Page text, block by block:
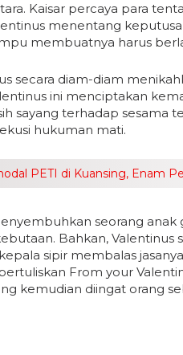
Kaisar percaya para
menentang
membuatnya harus
secara diam-diam
ini menciptakan
sayang terhadap sesama
hukuman mati.
PETI di Kuansing, Enam
seorang
Bahkan, Valentinus
sipir membalas
From your
kemudian diingat orang